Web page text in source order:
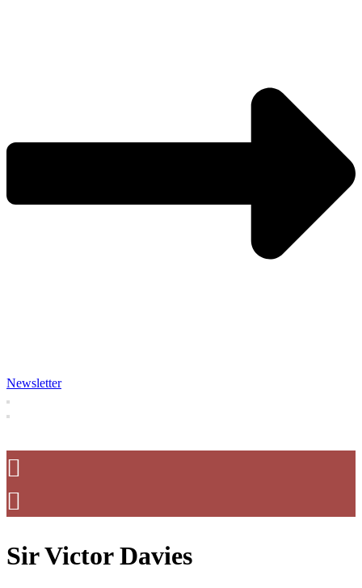
Newsletter
Sir Victor Davies